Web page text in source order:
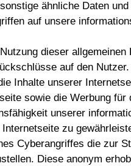
ähnliche Daten
auf unsere
dieser
auf den
Inhalte unserer
sowie die Werbung
unserer
Internetseite zu
Cyberangriffes die zur
Diese anonym